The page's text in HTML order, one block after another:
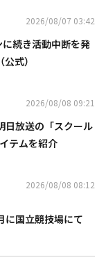
2026/08/07 03:42
に続き活動中断を発
式）
2026/08/08 09:21
日放送の「スクール
テムを紹介
2026/08/08 08:12
に国立競技場にて